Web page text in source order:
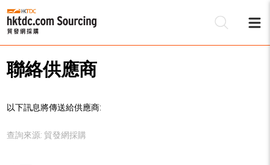
聯絡供應商
以下訊息將傳送給供應商:
查詢來源: 貿發網採購